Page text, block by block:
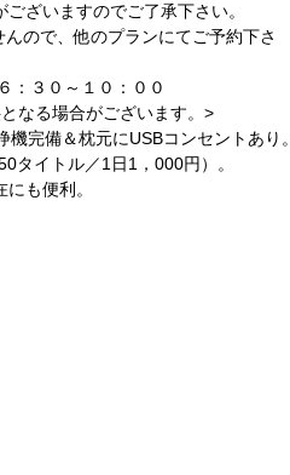
ざいますのでご了承下さい。
ので、他のプランにてご予約下さ
３０～１０：００
なる場合がございます。>
完備＆枕元にUSBコンセントあり。
タイトル／1日1，000円）。
も便利。